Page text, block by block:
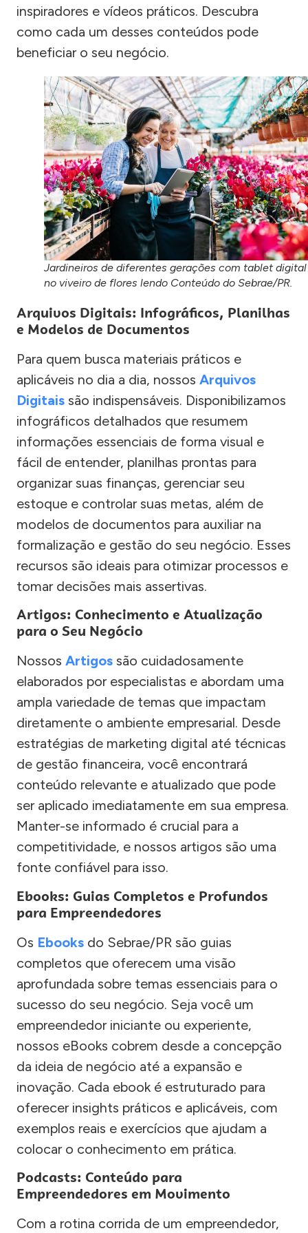
inspiradores e vídeos práticos. Descubra
como cada um desses conteúdos pode
beneficiar o seu negócio.
Jardineiros de diferentes gerações com tablet digital
no viveiro de flores lendo Conteúdo do Sebrae/PR.
Arquivos Digitais: Infográficos, Planilhas
e Modelos de Documentos
Para quem busca materiais práticos e
aplicáveis no dia a dia, nossos Arquivos
Digitais são indispensáveis. Disponibilizamos
infográficos detalhados que resumem
informações essenciais de forma visual e
fácil de entender, planilhas prontas para
organizar suas finanças, gerenciar seu
estoque e controlar suas metas, além de
modelos de documentos para auxiliar na
formalização e gestão do seu negócio. Esses
recursos são ideais para otimizar processos e
tomar decisões mais assertivas.
Artigos: Conhecimento e Atualização
para o Seu Negócio
Nossos Artigos são cuidadosamente
elaborados por especialistas e abordam uma
ampla variedade de temas que impactam
diretamente o ambiente empresarial. Desde
estratégias de marketing digital até técnicas
de gestão financeira, você encontrará
conteúdo relevante e atualizado que pode
ser aplicado imediatamente em sua empresa.
Manter-se informado é crucial para a
competitividade, e nossos artigos são uma
fonte confiável para isso.
Ebooks: Guias Completos e Profundos
para Empreendedores
Os Ebooks do Sebrae/PR são guias
completos que oferecem uma visão
aprofundada sobre temas essenciais para o
sucesso do seu negócio. Seja você um
empreendedor iniciante ou experiente,
nossos eBooks cobrem desde a concepção
da ideia de negócio até a expansão e
inovação. Cada ebook é estruturado para
oferecer insights práticos e aplicáveis, com
exemplos reais e exercícios que ajudam a
colocar o conhecimento em prática.
Podcasts: Conteúdo para
Empreendedores em Movimento
Com a rotina corrida de um empreendedor,